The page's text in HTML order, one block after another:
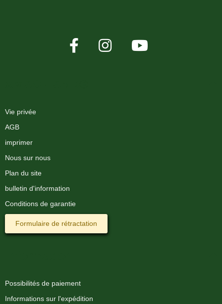
Vie privée
AGB
imprimer
Nous sur nous
Plan du site
bulletin d'information
Conditions de garantie
Formulaire de rétractation
Possibilités de paiement
Informations sur l'expédition